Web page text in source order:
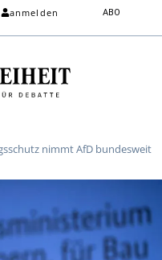
anmelden ABO
nimmt AfD bundesweit